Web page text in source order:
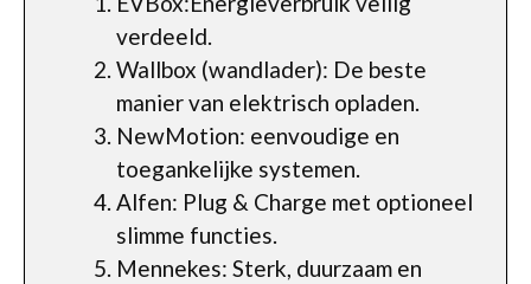
verdeeld.
Wallbox (wandlader): De beste
manier van elektrisch opladen.
NewMotion: eenvoudige en
toegankelijke systemen.
Alfen: Plug & Charge met optioneel
slimme functies.
Mennekes: Sterk, duurzaam en